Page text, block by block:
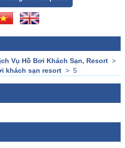
Vụ Hồ Bơi Khách Sạn, Resort>
khách sạn resort> 5